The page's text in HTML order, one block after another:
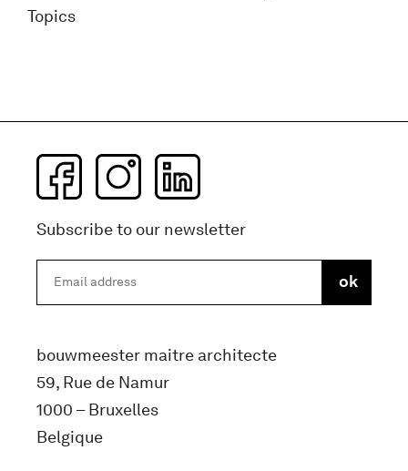
Topics
Subscribe to our newsletter
bouwmeester maitre architecte
59, Rue de Namur
1000 – Bruxelles
Belgique